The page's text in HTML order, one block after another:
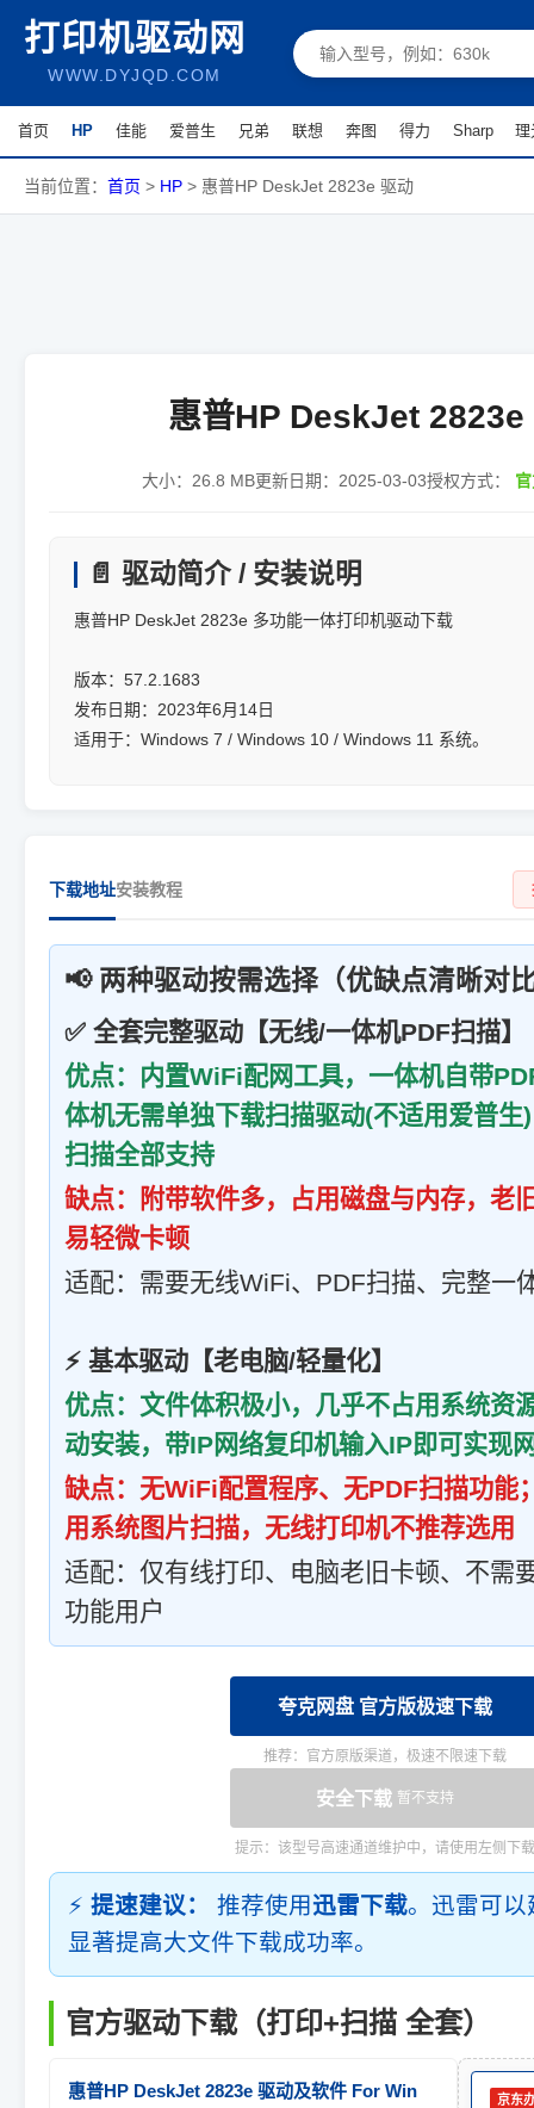
打印机驱动网
WWW.DYJQD.COM
首页 HP 佳能 爱普生 兄弟 联想 奔图 得力 Sharp 理
当前位置： 首页 > HP > 惠普HP DeskJet 2823e 驱动
惠普HP DeskJet 2823e
大小： 26.8 MB更新日期： 2025-03-03授权方式：
📄 驱动简介 / 安装说明
惠普HP DeskJet 2823e 多功能一体打印机驱动下载
版本：57.2.1683
发布日期：2023年6月14日
适用于：Windows 7 / Windows 10 / Windows 11 系统。
下载地址安装教程
📢 两种驱动按需选择（优缺点清晰对
✅ 全套完整驱动【无线/一体机PDF扫描】
优点：内置WiFi配网工具，一体机自带
体机无需单独下载扫描驱动(不适用爱普生
扫描全部支持
缺点：附带软件多，占用磁盘与内存，老
易轻微卡顿
适配：需要无线WiFi、PDF扫描、完整一
⚡ 基本驱动【老电脑/轻量化】
优点：文件体积极小，几乎不占用系统资
动安装，带IP网络复印机输入IP即可实现
缺点：无WiFi配置程序、无PDF扫描功能
用系统图片扫描，无线打印机不推荐选用
适配：仅有线打印、电脑老旧卡顿、不需
功能用户
夸克网盘 官方版极速下载
推荐：官方原版渠道，极速不限速下载
安全下载 暂不支持
提示：该型号高速通道维护中，请使用左侧下载
⚡ 提速建议： 推荐使用迅雷下载。迅雷可
显著提高大文件下载成功率。
官方驱动下载（打印+扫描 全套）
惠普HP DeskJet 2823e 驱动及软件 For Win
京东